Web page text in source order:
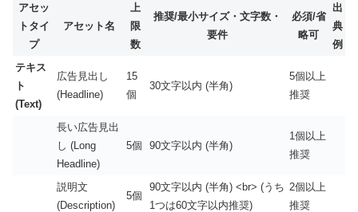
アセッ
トタイ
プ
アセット名
上
限
数
推奨/最小サイズ・文字数・
要件
必須/省
略可
出
典
例
テキス
ト
(Text)
広告見出し
(Headline)
15
個
30文字以内 (半角)
5個以上
推奨
長い広告見出
し (Long
Headline)
5個 90文字以内 (半角)
1個以上
推奨
説明文
(Description)
5個
90文字以内 (半角) <br> (うち
1つは60文字以内推奨)
2個以上
推奨